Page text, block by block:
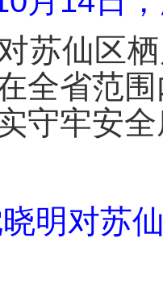
仙区栖
全省范
守牢安
明对苏